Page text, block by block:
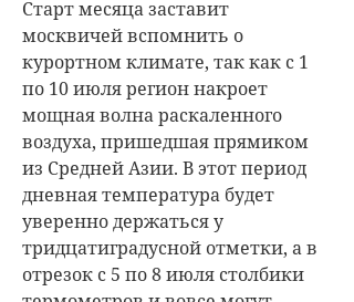
Старт месяца заставит
москвичей вспомнить о
курортном климате, так как с 1
по 10 июля регион накроет
мощная волна раскаленного
воздуха, пришедшая прямиком
из Средней Азии. В этот период
дневная температура будет
уверенно держаться у
тридцатиградусной отметки, а в
отрезок с 5 по 8 июля столбики